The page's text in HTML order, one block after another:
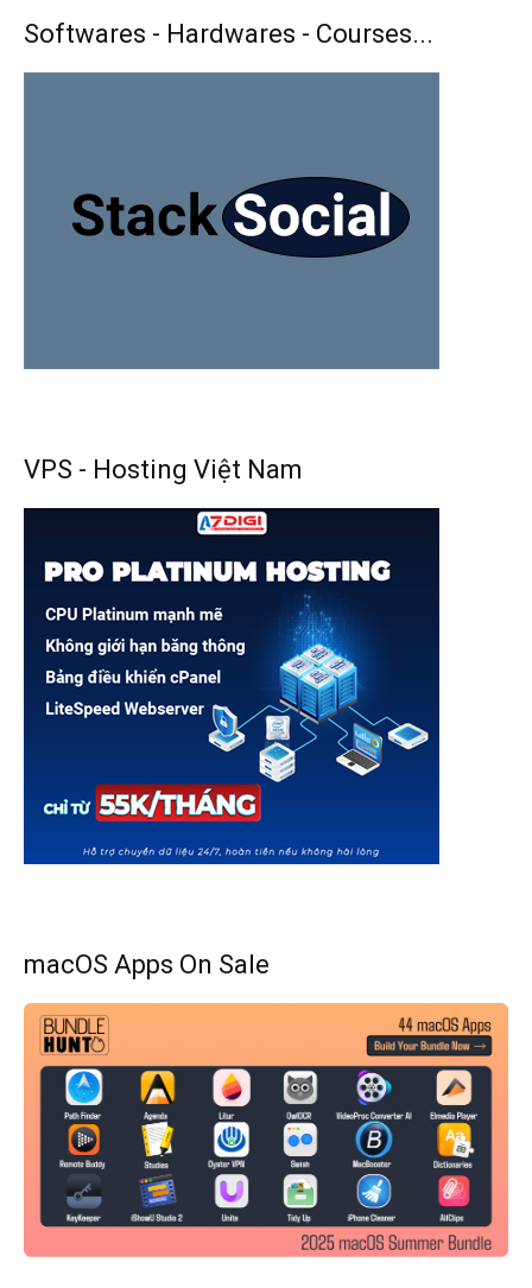
Softwares - Hardwares - Courses...
VPS - Hosting Việt Nam
macOS Apps On Sale